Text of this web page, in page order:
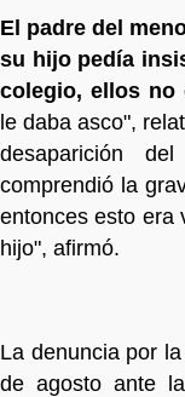
El padre del
su hijo pedía
colegio, ellos no
le daba asco",
desaparición
comprendió la
entonces esto era
hijo", afirmó.
La denuncia por
de agosto ante